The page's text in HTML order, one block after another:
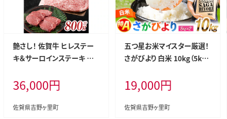
艶さし！ 佐賀牛 ヒレステー
キ＆サーロインステーキ 食
150g×2枚・サーロイン250
g×2枚） 吉野ヶ里町 [FDB0
23] ヒレ サーロイン ステー
36,000円
佐賀県吉野ヶ里町
五つ星お米マイスター厳選！
さがびより 白米 10kg（5kg
穀店 [FCW046]
19,000円
佐賀県吉野ヶ里町